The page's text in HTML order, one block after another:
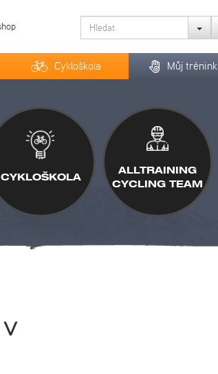
Cykloškola Můj trénink
CYKLOŠKOLA
ALLTRAINING
CYCLING TEAM
V